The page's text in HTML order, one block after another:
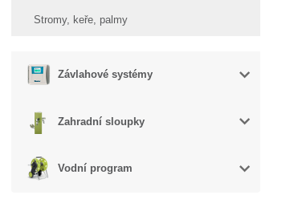
Stromy, keře, palmy
Závlahové systémy
Zahradní sloupky
Vodní program